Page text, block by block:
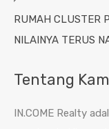
RUMAH CLUSTER
NILAINYA TERUS
Tentang
IN.COME Realty